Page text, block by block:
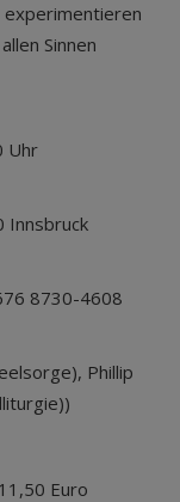
experimentieren
Sinnen
Uhr
Innsbruck
8730-4608
Phillip
Euro